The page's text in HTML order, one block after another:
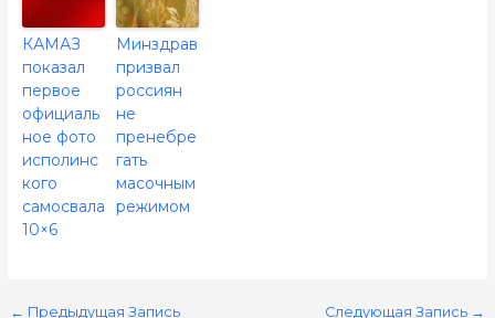
КАМАЗ
показал
первое
официаль
ное фото
исполинс
кого
самосвала
10×6
Минздрав
призвал
россиян
не
пренебре
гать
масочным
режимом
← Предыдущая Запись Следующая Запись →